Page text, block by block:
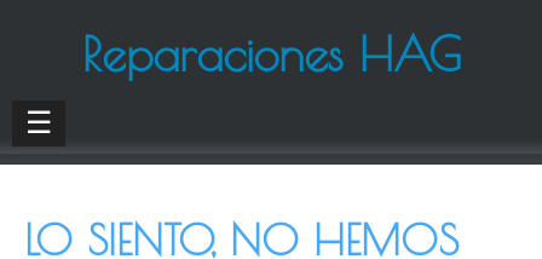
Reparaciones HAG
☰
LO SIENTO, NO HEMOS